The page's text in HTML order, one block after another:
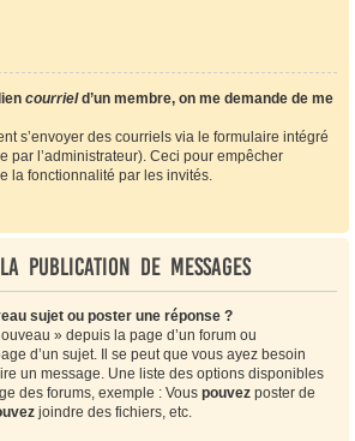
courrield’un membre, on me demande de me
s’envoyer des courriels via le formulaire intégré
par l’administrateur). Ceci pour empêcher
la fonctionnalité par les invités.
publication de messages
sujet ou poster une réponse ?
» depuis la page d’un forum ou
d’un sujet. Il se peut que vous ayez besoin
un message. Une liste des options disponibles
des forums, exemple : Vous pouvez poster de
joindre des fichiers, etc.